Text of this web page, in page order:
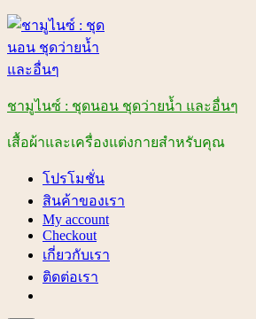
Skip
content
ชามูไนซ์ : ชุดนอน ชุดว่ายน้ำ และอื่นๆ
เสื้อผ้าและเครื่องแต่งกายสำหรับคุณ
โปรโมชั่น
สินค้าของเรา
My account
Checkout
เกี่ยวกับเรา
ติดต่อเรา